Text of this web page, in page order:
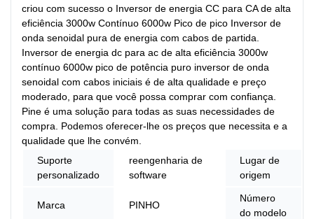
criou com sucesso o Inversor de energia CC para CA de alta
eficiência 3000w Contínuo 6000w Pico de pico Inversor de
onda senoidal pura de energia com cabos de partida.
Inversor de energia dc para ac de alta eficiência 3000w
contínuo 6000w pico de potência puro inversor de onda
senoidal com cabos iniciais é de alta qualidade e preço
moderado, para que você possa comprar com confiança.
Pine é uma solução para todas as suas necessidades de
compra. Podemos oferecer-lhe os preços que necessita e a
qualidade que lhe convém.
Suporte
personalizado
reengenharia de
software
Lugar de
origem
Marca PINHO
Número
do modelo